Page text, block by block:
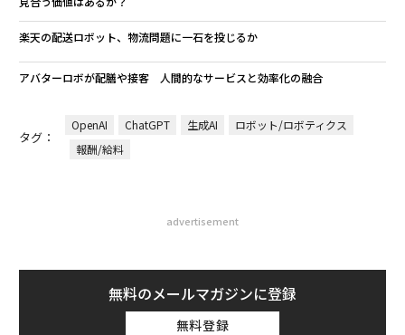
なぜ“眠っていた環境技
アクアソリューションの10年
「誠実さ」は競争力になるか
う”企業から“動く”企業へ【N
TTドコモビジネス×PwC】
がオープン──タマディック
が健康経営を徹底する理由
全
な